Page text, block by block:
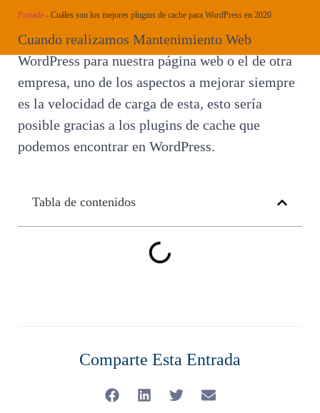
Portada - Cuáles son los mejores plugins de cache para WordPress en 2020
Cuando realizamos Mantenimiento Web
WordPress para nuestra página web o el de otra
empresa, uno de los aspectos a mejorar siempre
es la velocidad de carga de esta, esto sería
posible gracias a los plugins de cache que
podemos encontrar en WordPress.
Tabla de contenidos
Comparte Esta Entrada